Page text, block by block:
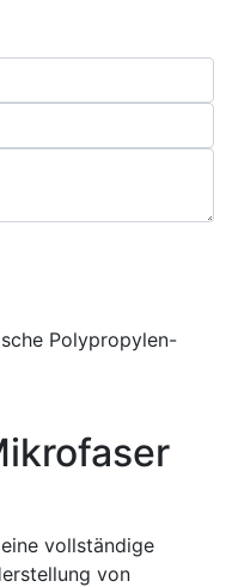
Polypropylen-
vollständige
von